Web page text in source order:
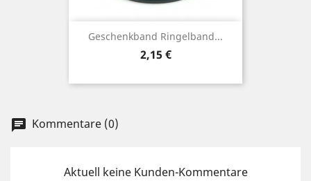
Geschenkband Ringelband...
Preis
2,15 €
chat Kommentare (0)
Aktuell keine Kunden-Kommentare